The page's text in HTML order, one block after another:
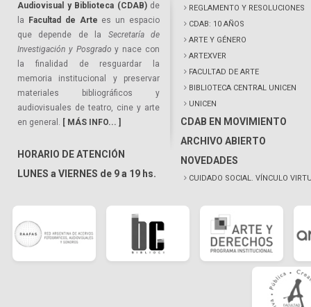
Audiovisual y Biblioteca (CDAB)de
la
Facultad de Arte es un espacio
que depende de la Secretaría de
Investigación y Posgrado y nace con
la finalidad de resguardar la
memoria institucional y preservar
materiales bibliográficos y
audiovisuales de teatro, cine y arte
en general. [ MÁS INFO... ]
HORARIO DE ATENCIÓN
LUNES a VIERNES de 9 a 19 hs.
REGLAMENTO Y RESOLUCIONES
CDAB: 10 AÑOS
ARTE Y GÉNERO
ARTEXVER
FACULTAD DE ARTE
BIBLIOTECA CENTRAL UNICEN
UNICEN
CDAB EN MOVIMIENTO
ARCHIVO ABIERTO
NOVEDADES
CUIDADO SOCIAL. VÍNCULO